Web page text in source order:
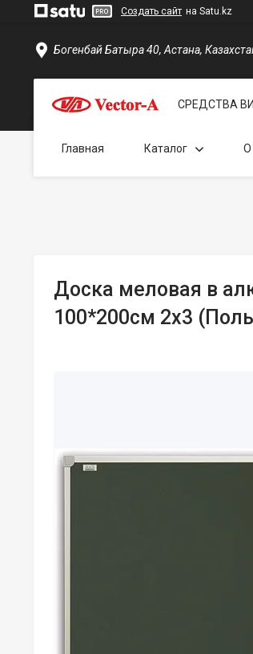
Создать сайт на Satu.kz
Богенбай Батыра 40, Астана,
СРЕДСТВА
Главная Каталог О
Доска меловая в
100*200см 2x3